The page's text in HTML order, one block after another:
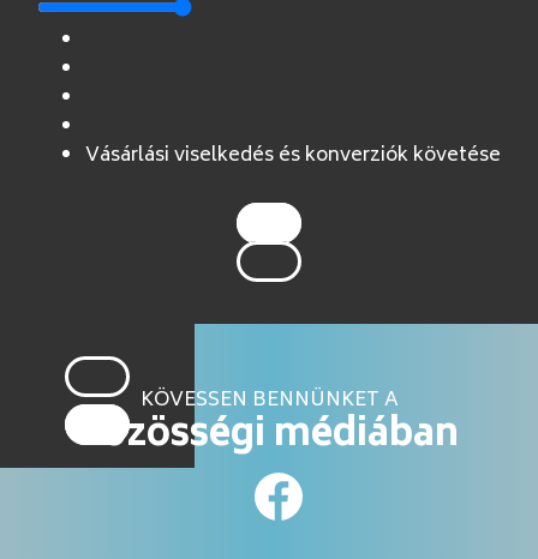
Vásárlási viselkedés és konverziók követése
KÖVESSEN BENNÜNKET A
közösségi médiában